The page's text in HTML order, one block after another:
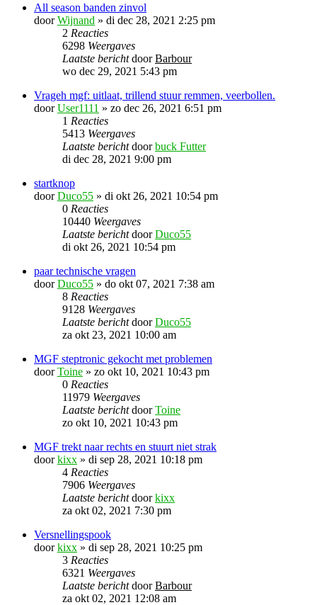
All season banden zinvol
doorWijnand » di dec 28, 2021 2:25 pm
2 Reacties
6298 Weergaves
Laatste berichtdoorBarbour
wo dec 29, 2021 5:43 pm
Vrageh mgf: uitlaat, trillend stuur remmen, veerbollen.
doorUser1111 » zo dec 26, 2021 6:51 pm
1 Reacties
5413 Weergaves
Laatste berichtdoorbuck Futter
di dec 28, 2021 9:00 pm
startknop
doorDuco55 » di okt 26, 2021 10:54 pm
0 Reacties
10440 Weergaves
Laatste berichtdoorDuco55
di okt 26, 2021 10:54 pm
paar technische vragen
doorDuco55 » do okt 07, 2021 7:38 am
8 Reacties
9128 Weergaves
Laatste berichtdoorDuco55
za okt 23, 2021 10:00 am
MGF steptronic gekocht met problemen
doorToine » zo okt 10, 2021 10:43 pm
0 Reacties
11979 Weergaves
Laatste berichtdoorToine
zo okt 10, 2021 10:43 pm
MGF trekt naar rechts en stuurt niet strak
doorkixx » di sep 28, 2021 10:18 pm
4 Reacties
7906 Weergaves
Laatste berichtdoorkixx
za okt 02, 2021 7:30 pm
Versnellingspook
doorkixx » di sep 28, 2021 10:25 pm
3 Reacties
6321 Weergaves
Laatste berichtdoorBarbour
za okt 02, 2021 12:08 am